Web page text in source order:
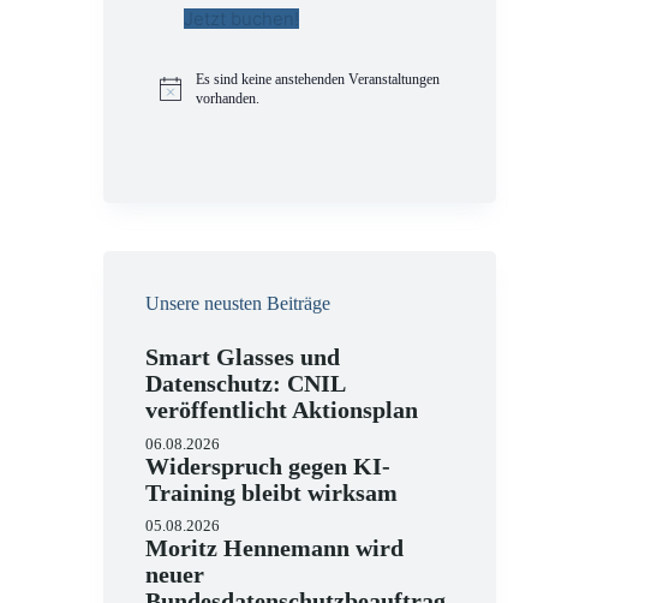
Jetzt buchen!
H
Es sind keine anstehenden Veranstaltungen
vorhanden.
Unsere neusten Beiträge
Smart Glasses und
Datenschutz: CNIL
veröffentlicht Aktionsplan
06.08.2026
Widerspruch gegen KI-
Training bleibt wirksam
05.08.2026
Moritz Hennemann wird
neuer